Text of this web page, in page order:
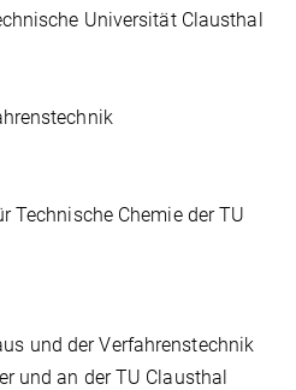
Universität Clausthal
Technische Chemie der TU
und der Verfahrenstechnik
und an der TU Clausthal